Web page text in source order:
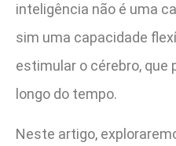
inteligência não é uma
sim uma capacidade
estimular o cérebro, que
longo do tempo.
Neste artigo,